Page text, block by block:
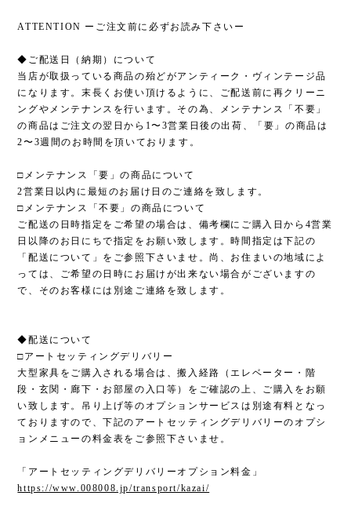
ATTENTION ーご注文前に必ずお読み下さいー
◆ご配送日（納期）について
当店が取扱っている商品の殆どがアンティーク・ヴィンテージ品
になります。末長くお使い頂けるように、ご配送前に再クリーニ
ングやメンテナンスを行います。その為、メンテナンス「不要」
の商品はご注文の翌日から1〜3営業日後の出荷、「要」の商品は
2〜3週間のお時間を頂いております。
□メンテナンス「要」の商品について
2営業日以内に最短のお届け日のご連絡を致します。
□メンテナンス「不要」の商品について
ご配送の日時指定をご希望の場合は、備考欄にご購入日から4営業
日以降のお日にちで指定をお願い致します。時間指定は下記の
「配送について」をご参照下さいませ。尚、お住まいの地域によ
っては、ご希望の日時にお届けが出来ない場合がございますの
で、そのお客様には別途ご連絡を致します。
◆配送について
□アートセッティングデリバリー
大型家具をご購入される場合は、搬入経路（エレベーター・階
段・玄関・廊下・お部屋の入口等）をご確認の上、ご購入をお願
い致します。吊り上げ等のオプションサービスは別途有料となっ
ておりますので、下記のアートセッティングデリバリーのオプシ
ョンメニューの料金表をご参照下さいませ。
「アートセッティングデリバリーオプション料金」
https://www.008008.jp/transport/kazai/